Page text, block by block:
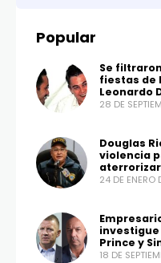
Popular
Se
fiestas de
Leonardo
28 DE
Douglas
violencia
24 DE ENERO
Prince y
18 DE